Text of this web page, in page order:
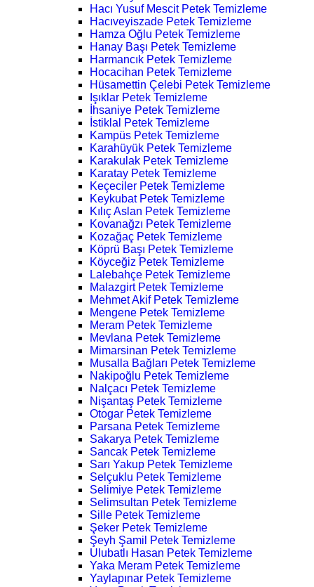
Hacı Yusuf Mescit Petek Temizleme
Hacıveyiszade Petek Temizleme
Hamza Oğlu Petek Temizleme
Hanay Başı Petek Temizleme
Harmancık Petek Temizleme
Hocacihan Petek Temizleme
Hüsamettin Çelebi Petek Temizleme
Işıklar Petek Temizleme
İhsaniye Petek Temizleme
İstiklal Petek Temizleme
Kampüs Petek Temizleme
Karahüyük Petek Temizleme
Karakulak Petek Temizleme
Karatay Petek Temizleme
Keçeciler Petek Temizleme
Keykubat Petek Temizleme
Kılıç Aslan Petek Temizleme
Kovanağzı Petek Temizleme
Kozağaç Petek Temizleme
Köprü Başı Petek Temizleme
Köyceğiz Petek Temizleme
Lalebahçe Petek Temizleme
Malazgirt Petek Temizleme
Mehmet Akif Petek Temizleme
Mengene Petek Temizleme
Meram Petek Temizleme
Mevlana Petek Temizleme
Mimarsinan Petek Temizleme
Musalla Bağları Petek Temizleme
Nakipoğlu Petek Temizleme
Nalçacı Petek Temizleme
Nişantaş Petek Temizleme
Otogar Petek Temizleme
Parsana Petek Temizleme
Sakarya Petek Temizleme
Sancak Petek Temizleme
Sarı Yakup Petek Temizleme
Selçuklu Petek Temizleme
Selimiye Petek Temizleme
Selimsultan Petek Temizleme
Sille Petek Temizleme
Şeker Petek Temizleme
Şeyh Şamil Petek Temizleme
Ulubatlı Hasan Petek Temizleme
Yaka Meram Petek Temizleme
Yaylapınar Petek Temizleme